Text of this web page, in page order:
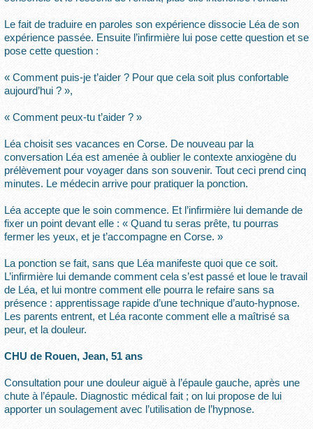
Le fait de traduire en paroles son expérience dissocie Léa de son
expérience passée. Ensuite l’infirmière lui pose cette question et se
pose cette question :
« Comment puis-je t’aider ? Pour que cela soit plus confortable
aujourd’hui ? »,
« Comment peux-tu t’aider ? »
Léa choisit ses vacances en Corse. De nouveau par la
conversation Léa est amenée à oublier le contexte anxiogène du
prélèvement pour voyager dans son souvenir. Tout ceci prend cinq
minutes. Le médecin arrive pour pratiquer la ponction.
Léa accepte que le soin commence. Et l’infirmière lui demande de
fixer un point devant elle : « Quand tu seras prête, tu pourras
fermer les yeux, et je t’accompagne en Corse. »
La ponction se fait, sans que Léa manifeste quoi que ce soit.
L’infirmière lui demande comment cela s’est passé et loue le travail
de Léa, et lui montre comment elle pourra le refaire sans sa
présence : apprentissage rapide d’une technique d’auto-hypnose.
Les parents entrent, et Léa raconte comment elle a maîtrisé sa
peur, et la douleur.
CHU de Rouen, Jean, 51 ans
Consultation pour une douleur aiguë à l’épaule gauche, après une
chute à l’épaule. Diagnostic médical fait ; on lui propose de lui
apporter un soulagement avec l’utilisation de l’hypnose.